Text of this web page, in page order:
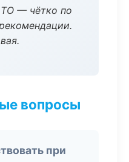
— чётко по
вопросы
при